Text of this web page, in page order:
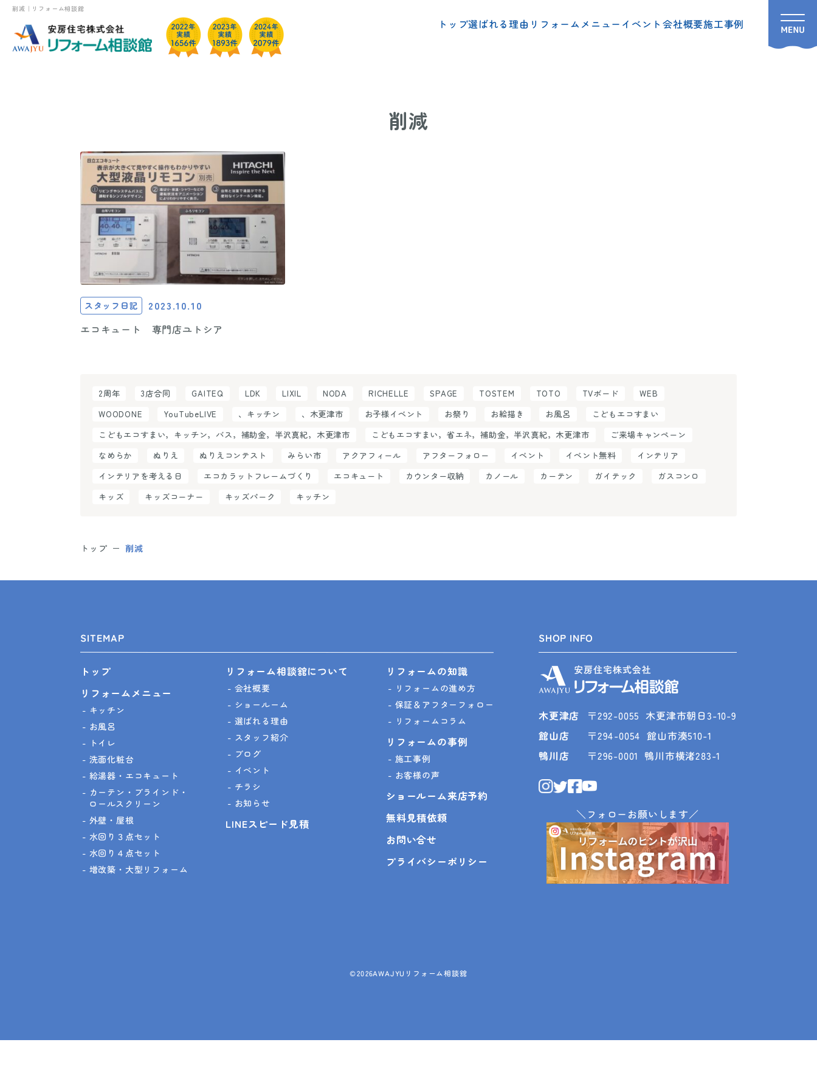
削減｜リフォーム相談館
トップ選ばれる理由 リフォームメニュー イベント 会社概要施工事例
削減
スタッフ日記 2023.10.10
エコキュート 専門店ユトシア
2周年 3店合同 GAITEQ LDK LIXIL NODA RICHELLE SPAGE TOSTEM TOTO TVボード
WEB
WOODONE
YouTubeLIVE 、キッチン 、木更津市 お子様イベント お祭り お絵描き お風呂
こどもエコすまい
こどもエコすまい，キッチン，バス，補助金，半沢真紀，木更津市
こどもエコすまい，省エネ，補助金，半沢真紀，木更津市
ご来場キャンペーン
なめらか
ぬりえ ぬりえコンテスト みらい市 アクアフィール アフターフォロー イベント イベント無料
インテリア
インテリアを考える日
エコカラットフレームづくり エコキュート カウンター収納 カノール カーテン ガイテック
ガスコンロ
キッズ
キッズコーナー キッズパーク キッチン
トップ 削減
SITEMAP
トップ
リフォームメニュー
キッチン
お風呂
トイレ
洗面化粧台
給湯器・エコキュート
カーテン・ブラインド・
ロールスクリーン
外壁・屋根
水回り３点セット
水回り４点セット
増改築・大型リフォーム
リフォーム相談舘について
会社概要
ショールーム
選ばれる理由
スタッフ紹介
ブログ
イベント
チラシ
お知らせ
LINEスピード見積
リフォームの知識
リフォームの進め方
保証＆アフターフォロー
リフォームコラム
リフォームの事例
施工事例
お客様の声
ショールーム来店予約
無料見積依頼
お問い合せ
プライバシーポリシー
SHOP INFO
木更津店 〒292-0055 木更津市朝日3-10-9
館山店 〒294-0054 館山市湊510-1
鴨川店 〒296-0001 鴨川市横渚283-1
＼フォローお願いします／
©2026AWAJYUリフォーム相談舘